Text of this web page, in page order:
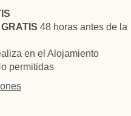
GRATIS 48 horas antes de la
en el Alojamiento
permitidas